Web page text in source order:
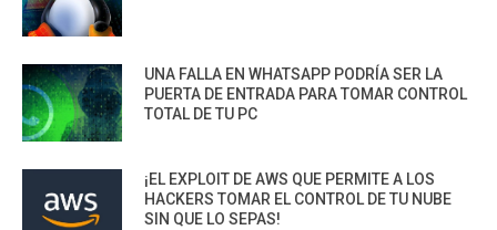
UNA FALLA EN WHATSAPP PODRÍA SER LA
PUERTA DE ENTRADA PARA TOMAR CONTROL
TOTAL DE TU PC
¡EL EXPLOIT DE AWS QUE PERMITE A LOS
HACKERS TOMAR EL CONTROL DE TU NUBE
SIN QUE LO SEPAS!